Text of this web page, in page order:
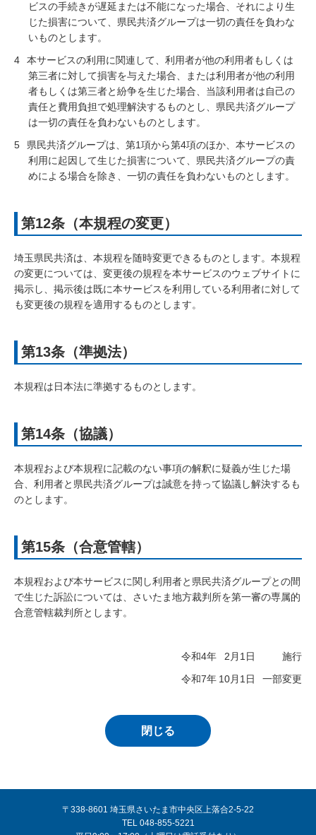
ビスの手続きが遅延または不能になった場合、それにより生
じた損害について、県民共済グループは一切の責任を負わな
いものとします。
4
本サービスの利用に関連して、利用者が他の利用者もしくは
第三者に対して損害を与えた場合、または利用者が他の利用
者もしくは第三者と紛争を生じた場合、当該利用者は自己の
責任と費用負担で処理解決するものとし、県民共済グループ
は一切の責任を負わないものとします。
5
県民共済グループは、第1項から第4項のほか、本サービスの
利用に起因して生じた損害について、県民共済グループの責
めによる場合を除き、一切の責任を負わないものとします。
第12条（本規程の変更）
埼玉県民共済は、本規程を随時変更できるものとします。本規程
の変更については、変更後の規程を本サービスのウェブサイトに
掲示し、掲示後は既に本サービスを利用している利用者に対して
も変更後の規程を適用するものとします。
第13条（準拠法）
本規程は日本法に準拠するものとします。
第14条（協議）
本規程および本規程に記載のない事項の解釈に疑義が生じた場
合、利用者と県民共済グループは誠意を持って協議し解決するも
のとします。
第15条（合意管轄）
本規程および本サービスに関し利用者と県民共済グループとの間
で生じた訴訟については、さいたま地方裁判所を第一審の専属的
合意管轄裁判所とします。
令和4年 2月 1日
施行
令和7年 10月 1日 一部変更
閉じる
〒338-8601 埼玉県さいたま市中央区上落合2-5-22
TEL 048-855-5221